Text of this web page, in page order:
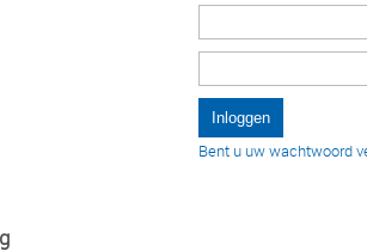
Bent u uw wachtwoord